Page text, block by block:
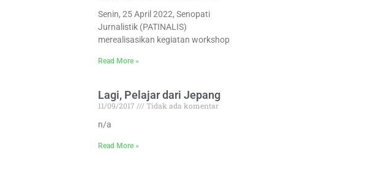
Senin, 25 April 2022, Senopati
Jurnalistik (PATINALIS)
merealisasikan kegiatan workshop
Read More »
Lagi, Pelajar dari Jepang
11/09/2017
Tidak ada komentar
n/a
Read More »